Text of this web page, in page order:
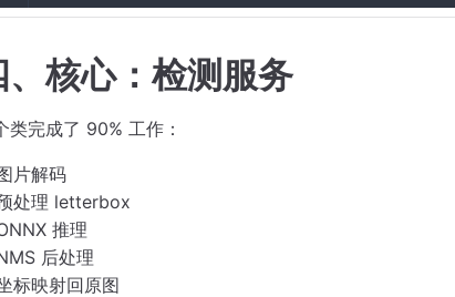
、核心：检测服务
类完成了 90% 工作：
片解码
处理 letterbox
推理
后处理
标映射回原图